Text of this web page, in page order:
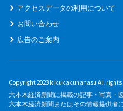
アクセスデータの利用について
お問い合わせ
広告のご案内
Copyright 2023 kikukakuhanasu All rights
六本木経済新聞に掲載の記事・写真・
六本木経済新聞またはその情報提供者